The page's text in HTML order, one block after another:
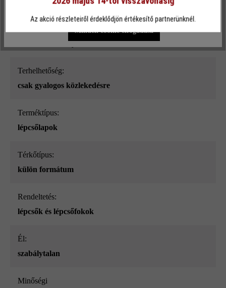
ezüstszürke árnyalt
Terhelhetőség:
csak gyalogos közlekedésre
Terméktípus:
lépcsőlapok
Térkőtípus:
külön formátum
Rendeltetés:
lépcsők és lépcsőfokok
él:
szabálytalan
Minőségi
Egyéni beállítások Csak funkcionális cookie elfogadása
Minden cookie elfogadása
Az akció részleteiről érdeklődjön értékesítő partnerünknél.